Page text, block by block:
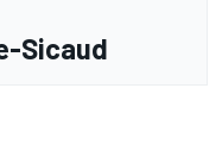
Sicaud